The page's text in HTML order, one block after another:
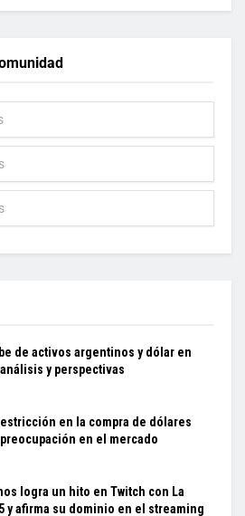
de activos argentinos y dólar en
y perspectivas
en la compra de dólares
en el mercado
logra un hito en Twitch con La
y afirma su dominio en el streaming